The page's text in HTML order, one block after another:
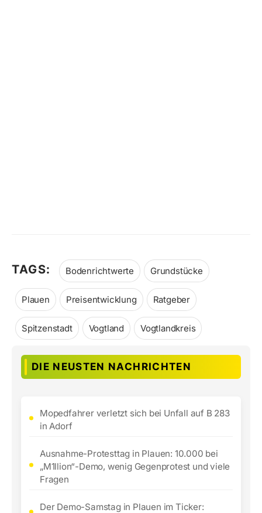
TAGS: Bodenrichtwerte Grundstücke
Plauen Preisentwicklung Ratgeber
Spitzenstadt Vogtland Vogtlandkreis
DIE NEUSTEN NACHRICHTEN
Mopedfahrer verletzt sich bei Unfall auf B 283
in Adorf
Ausnahme-Protesttag in Plauen: 10.000 bei
„M1llion“-Demo, wenig Gegenprotest und viele
Fragen
Der Demo-Samstag in Plauen im Ticker: